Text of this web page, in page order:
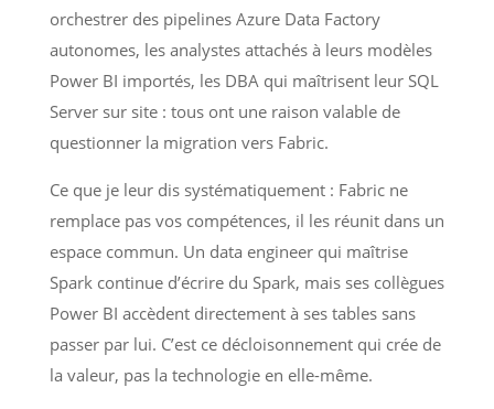
orchestrer des pipelines Azure Data Factory
autonomes, les analystes attachés à leurs modèles
Power BI importés, les DBA qui maîtrisent leur SQL
Server sur site : tous ont une raison valable de
questionner la migration vers Fabric.
Ce que je leur dis systématiquement : Fabric ne
remplace pas vos compétences, il les réunit dans un
espace commun. Un data engineer qui maîtrise
Spark continue d’écrire du Spark, mais ses collègues
Power BI accèdent directement à ses tables sans
passer par lui. C’est ce décloisonnement qui crée de
la valeur, pas la technologie en elle-même.